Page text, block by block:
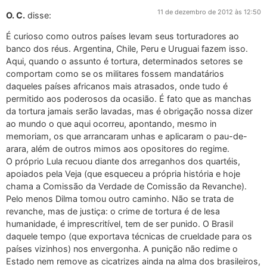
O. C. disse: 11 de dezembro de 2012 às 12:50
É curioso como outros países levam seus torturadores ao
banco dos réus. Argentina, Chile, Peru e Uruguai fazem isso.
Aqui, quando o assunto é tortura, determinados setores se
comportam como se os militares fossem mandatários
daqueles países africanos mais atrasados, onde tudo é
permitido aos poderosos da ocasião. É fato que as manchas
da tortura jamais serão lavadas, mas é obrigação nossa dizer
ao mundo o que aqui ocorreu, apontando, mesmo in
memoriam, os que arrancaram unhas e aplicaram o pau-de-
arara, além de outros mimos aos opositores do regime.
O próprio Lula recuou diante dos arreganhos dos quartéis,
apoiados pela Veja (que esqueceu a própria história e hoje
chama a Comissão da Verdade de Comissão da Revanche).
Pelo menos Dilma tomou outro caminho. Não se trata de
revanche, mas de justiça: o crime de tortura é de lesa
humanidade, é imprescritível, tem de ser punido. O Brasil
daquele tempo (que exportava técnicas de crueldade para os
países vizinhos) nos envergonha. A punição não redime o
Estado nem remove as cicatrizes ainda na alma dos brasileiros,